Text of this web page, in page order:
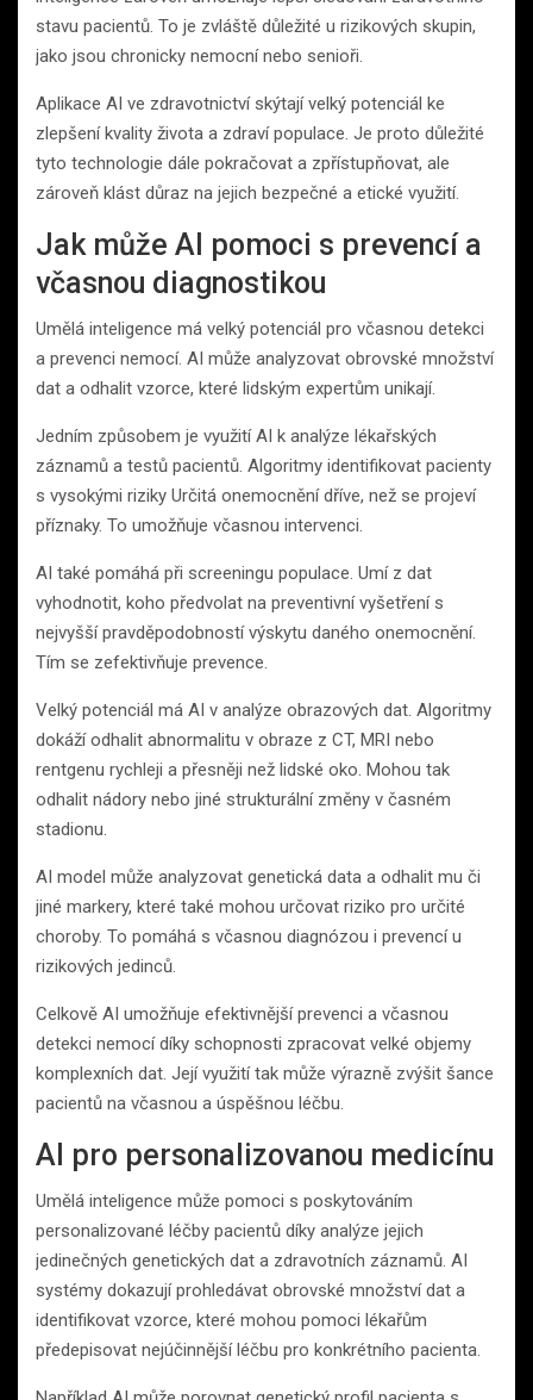
stavu pacientů. To je zvláště důležité u rizikových skupin,
jako jsou chronicky nemocní nebo senioři.
Aplikace AI ve zdravotnictví skýtají velký potenciál ke
zlepšení kvality života a zdraví populace. Je proto důležité
tyto technologie dále pokračovat a zpřístupňovat, ale
zároveň klást důraz na jejich bezpečné a etické využití.
Jak může AI pomoci s prevencí a
včasnou diagnostikou
Umělá inteligence má velký potenciál pro včasnou detekci
a prevenci nemocí. AI může analyzovat obrovské množství
dat a odhalit vzorce, které lidským expertům unikají.
Jedním způsobem je využití AI k analýze lékařských
záznamů a testů pacientů. Algoritmy identifikovat pacienty
s vysokými riziky Určitá onemocnění dříve, než se projeví
příznaky. To umožňuje včasnou intervenci.
AI také pomáhá při screeningu populace. Umí z dat
vyhodnotit, koho předvolat na preventivní vyšetření s
nejvyšší pravděpodobností výskytu daného onemocnění.
Tím se zefektivňuje prevence.
Velký potenciál má AI v analýze obrazových dat. Algoritmy
dokáží odhalit abnormalitu v obraze z CT, MRI nebo
rentgenu rychleji a přesněji než lidské oko. Mohou tak
odhalit nádory nebo jiné strukturální změny v časném
stadionu.
AI model může analyzovat genetická data a odhalit mu či
jiné markery, které také mohou určovat riziko pro určité
choroby. To pomáhá s včasnou diagnózou i prevencí u
rizikových jedinců.
Celkově AI umožňuje efektivnější prevenci a včasnou
detekci nemocí díky schopnosti zpracovat velké objemy
komplexních dat. Její využití tak může výrazně zvýšit šance
pacientů na včasnou a úspěšnou léčbu.
AI pro personalizovanou medicínu
Umělá inteligence může pomoci s poskytováním
personalizované léčby pacientů díky analýze jejich
jedinečných genetických dat a zdravotních záznamů. AI
systémy dokazují prohledávat obrovské množství dat a
identifikovat vzorce, které mohou pomoci lékařům
předepisovat nejúčinnější léčbu pro konkrétního pacienta.